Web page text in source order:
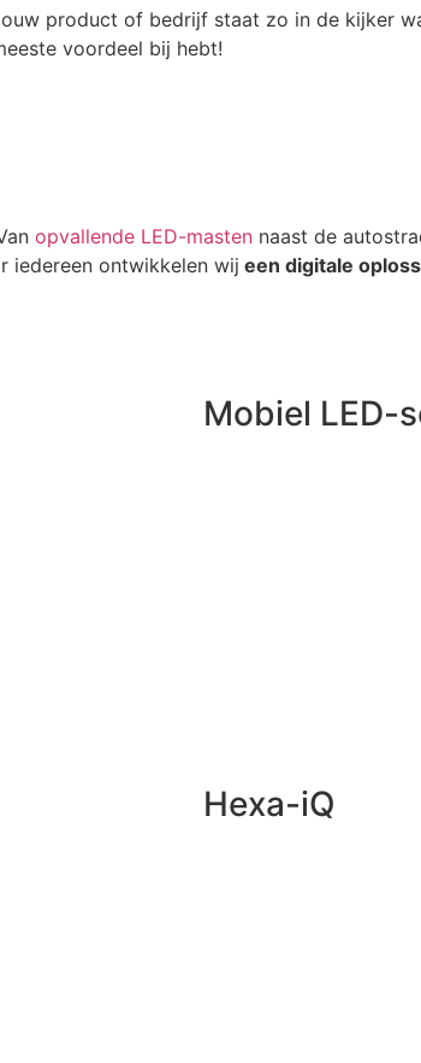
product of bedrijf staat zo in de kijker
voordeel bij hebt!
opvallende LED-masten naast de
iedereen ontwikkelen wij een digitale
Mobiel LED-
Hexa-iQ